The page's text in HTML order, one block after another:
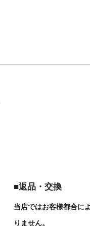
■返品・交換
当店ではお客様都合に
りません。